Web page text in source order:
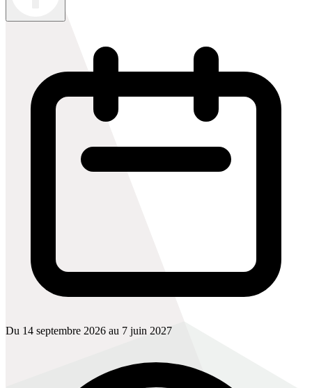
Du 14 septembre 2026 au 7 juin 2027